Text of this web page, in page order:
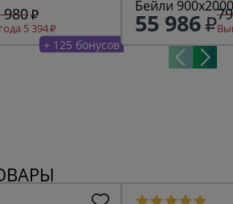
980
5 394
+ 125 бонусов
Бейли
белый воск
55 986